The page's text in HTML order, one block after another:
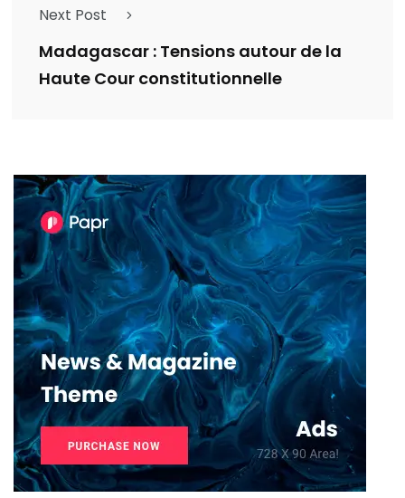
Next Post
Madagascar : Tensions autour de la
Haute Cour constitutionnelle